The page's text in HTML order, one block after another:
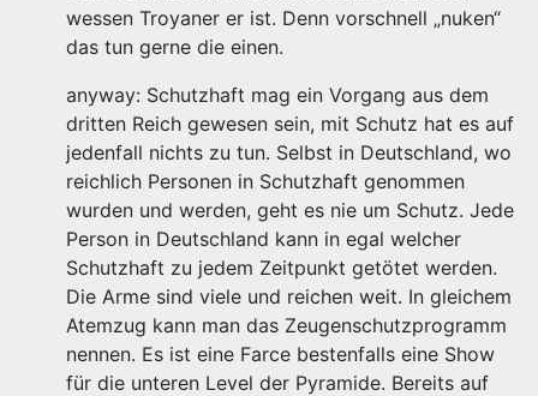
wessen Troyaner er ist. Denn vorschnell „nuken“
das tun gerne die einen.
anyway: Schutzhaft mag ein Vorgang aus dem
dritten Reich gewesen sein, mit Schutz hat es auf
jedenfall nichts zu tun. Selbst in Deutschland, wo
reichlich Personen in Schutzhaft genommen
wurden und werden, geht es nie um Schutz. Jede
Person in Deutschland kann in egal welcher
Schutzhaft zu jedem Zeitpunkt getötet werden.
Die Arme sind viele und reichen weit. In gleichem
Atemzug kann man das Zeugenschutzprogramm
nennen. Es ist eine Farce bestenfalls eine Show
für die unteren Level der Pyramide. Bereits auf